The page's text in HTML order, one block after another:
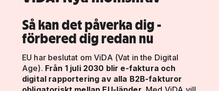
Så kan det påverka dig -
förbered dig redan nu
EU har beslutat om ViDA (Vat in the Digital
Age). Från 1 juli 2030 blir e-faktura och
digital rapportering av alla B2B-fakturor